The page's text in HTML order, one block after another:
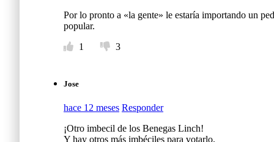
Por lo pronto a «la gente» le estaría importando un
popular.
1
3
Jose
hace 12 meses Responder
¡Otro imbecil de los Benegas Linch!
Y hay otros más imbéciles para votarlo.